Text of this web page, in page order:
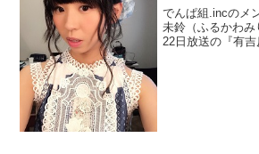
でんぱ組.incのメ
未鈴（ふるかわみ
22日放送の『有吉